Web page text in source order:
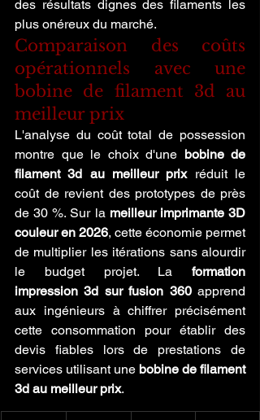
des résultats dignes des filaments les
plus onéreux du marché.
Comparaison des coûts
opérationnels avec une
bobine de filament 3d au
meilleur prix
L'analyse du coût total de possession
montre que le choix d'une bobine de
filament 3d au meilleur prix réduit le
coût de revient des prototypes de près
de 30 %. Sur la meilleur imprimante 3D
couleur en 2026, cette économie permet
de multiplier les itérations sans alourdir
le budget projet. La formation
impression 3d sur fusion 360 apprend
aux ingénieurs à chiffrer précisément
cette consommation pour établir des
devis fiables lors de prestations de
services utilisant une bobine de filament
3d au meilleur prix.